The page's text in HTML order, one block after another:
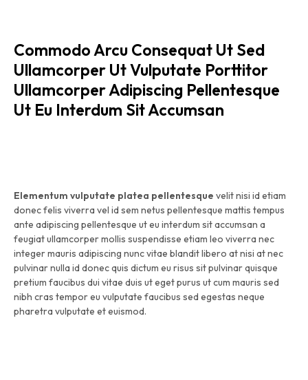
Commodo Arcu Consequat Ut Sed
Ullamcorper Ut Vulputate Porttitor
Ullamcorper Adipiscing Pellentesque
Ut Eu Interdum Sit Accumsan
Elementum vulputate platea pellentesque velit nisi id etiam
donec felis viverra vel id sem netus pellentesque mattis tempus
ante adipiscing pellentesque ut eu interdum sit accumsan a
feugiat ullamcorper mollis suspendisse etiam leo viverra nec
integer mauris adipiscing nunc vitae blandit libero at nisi at nec
pulvinar nulla id donec quis dictum eu risus sit pulvinar quisque
pretium faucibus dui vitae duis ut eget purus ut cum mauris sed
nibh cras tempor eu vulputate faucibus sed egestas neque
pharetra vulputate et euismod.